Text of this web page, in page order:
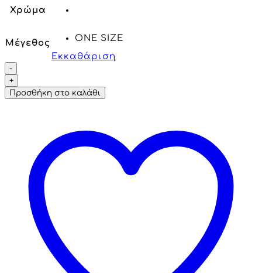
Χρώμα
Μέγεθος
ONE SIZE
Εκκαθάριση
Προσθήκη στο καλάθι